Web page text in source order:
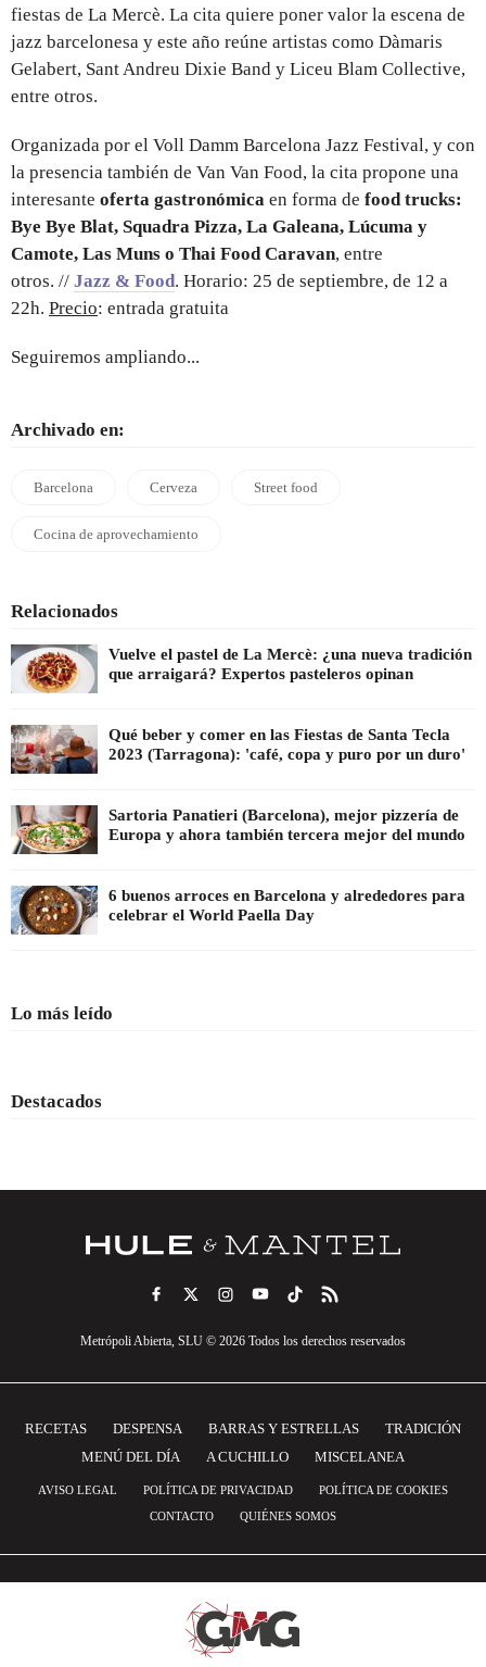
fiestas de La Mercè. La cita quiere poner valor la escena de
jazz barcelonesa y este año reúne artistas como Dàmaris
Gelabert, Sant Andreu Dixie Band y Liceu Blam Collective,
entre otros.
Organizada por el Voll Damm Barcelona Jazz Festival, y con
la presencia también de Van Van Food, la cita propone una
interesante oferta gastronómica en forma de food trucks:
Bye Bye Blat, Squadra Pizza, La Galeana, Lúcuma y
Camote, Las Muns o Thai Food Caravan, entre
otros. // Jazz & Food. Horario: 25 de septiembre, de 12 a
22h. Precio: entrada gratuita
Seguiremos ampliando...
Archivado en:
Barcelona Cerveza Street food
Cocina de aprovechamiento
Relacionados
Vuelve el pastel de La Mercè: ¿una nueva tradición
que arraigará? Expertos pasteleros opinan
Qué beber y comer en las Fiestas de Santa Tecla
2023 (Tarragona): 'café, copa y puro por un duro'
Sartoria Panatieri (Barcelona), mejor pizzería de
Europa y ahora también tercera mejor del mundo
6 buenos arroces en Barcelona y alrededores para
celebrar el World Paella Day
Lo más leído
Destacados
Metrópoli Abierta, SLU © 2026 Todos los derechos reservados
RECETAS DESPENSA BARRAS Y ESTRELLAS
TRADICIÓN
MENÚ DEL DÍA
A CUCHILLO MISCELANEA
AVISO LEGAL POLÍTICA DE PRIVACIDAD
POLÍTICA DE COOKIES
CONTACTO
QUIÉNES SOMOS